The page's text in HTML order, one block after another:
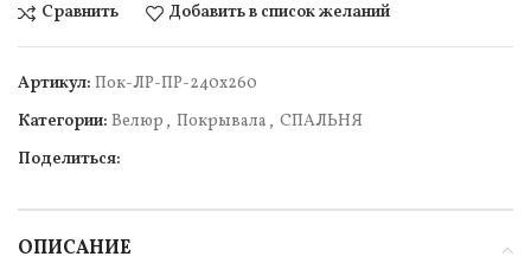
Сравнить Добавить в список желаний
Артикул: Пок-ЛР-ПР-240х260
Категории: Велюр , Покрывала , СПАЛЬНЯ
Поделиться:
ОПИСАНИЕ